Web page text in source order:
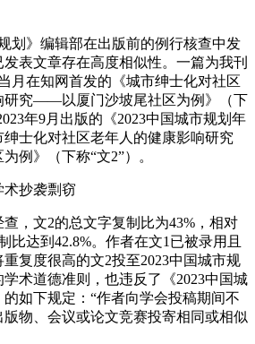
划》编辑部在出版前的例行核查中发
表文章存在高度相似性。一篇为我刊
月在知网首发的《城市绅士化对社区
研究——以厦门沙坡尾社区为例》（下
年9月出版的《2023中国城市规划年
士化对社区老年人的健康影响研究
例》（下称“文2”）。
查，文2的总文字复制比为43%，相对
比达到42.8%。作者在文1已被录用且
复度很高的文2投至2023中国城市规
术道德准则，也违反了《2023中国城
如下规定：“作者向学会投稿期间不
物、会议或论文竞赛投寄相同或相似